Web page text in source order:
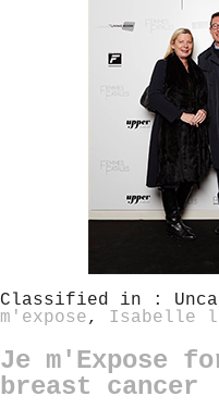
Classified in :
m'expose, Isabelle
Je m'Expose
breast cancer